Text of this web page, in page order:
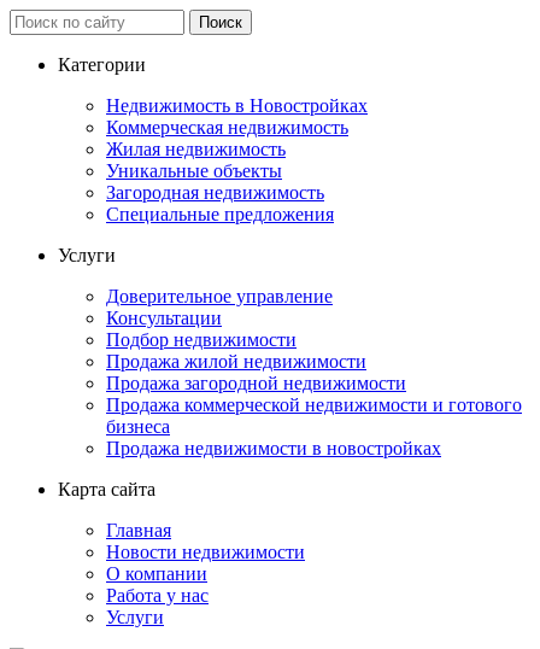
Категории
Недвижимость в Новостройках
Коммерческая недвижимость
Жилая недвижимость
Уникальные объекты
Загородная недвижимость
Специальные предложения
Услуги
Доверительное управление
Консультации
Подбор недвижимости
Продажа жилой недвижимости
Продажа загородной недвижимости
Продажа коммерческой недвижимости и готового
бизнеса
Продажа недвижимости в новостройках
Карта сайта
Главная
Новости недвижимости
О компании
Работа у нас
Услуги